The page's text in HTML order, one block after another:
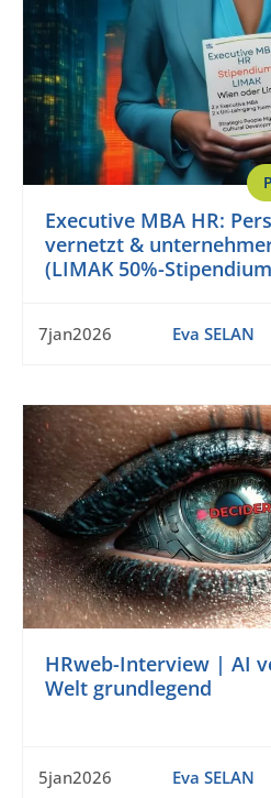
Executive MBA HR:
vernetzt &
(LIMAK 50%-
7jan2026 Eva SELAN
HRweb-Interview | AI
Welt grundlegend
5jan2026 Eva SELAN